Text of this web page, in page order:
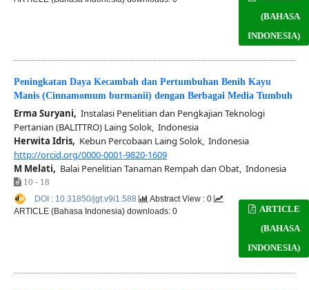
(BAHASA
INDONESIA)
Peningkatan Daya Kecambah dan Pertumbuhan Benih Kayu
Manis (Cinnamomum burmanii) dengan Berbagai Media Tumbuh
Erma Suryani, Instalasi Penelitian dan Pengkajian Teknologi
Pertanian (BALITTRO) Laing Solok, Indonesia
Herwita Idris, Kebun Percobaan Laing Solok, Indonesia
http://orcid.org/0000-0001-9820-1609
M Melati, Balai Penelitian Tanaman Rempah dan Obat, Indonesia
10 - 18
ARTICLE
(BAHASA
INDONESIA)
DOI : 10.31850/jgt.v9i1.588
Abstract View : 0
ARTICLE (Bahasa Indonesia) downloads: 0